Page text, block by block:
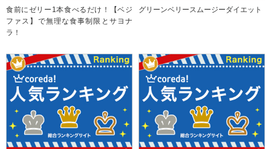
食前にゼリー1本食べるだけ！【ベジ
ファス】で無理な食事制限とサヨナ
ラ！
グリーンベリースムージーダイエット